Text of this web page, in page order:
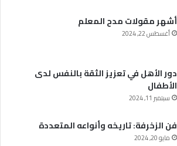
أشهر مقولات مدح المعلم
أغسطس 22, 2024
دور الأهل في تعزيز الثقة بالنفس لدى
الأطفال
سبتمبر 11, 2024
فن الزخرفة: تاريخه وأنواعه المتعددة
مايو 20, 2024